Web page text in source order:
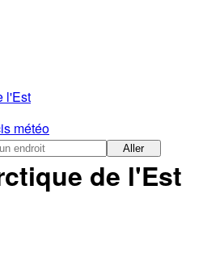
l'Est
météo
Aller
de l'Est